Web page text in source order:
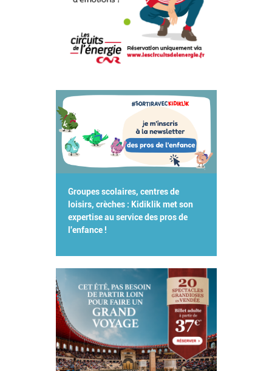
Groupes scolaires, centres de
loisirs, crèches : Kidiklik met son
expertise au service des pros de
l'enfance !